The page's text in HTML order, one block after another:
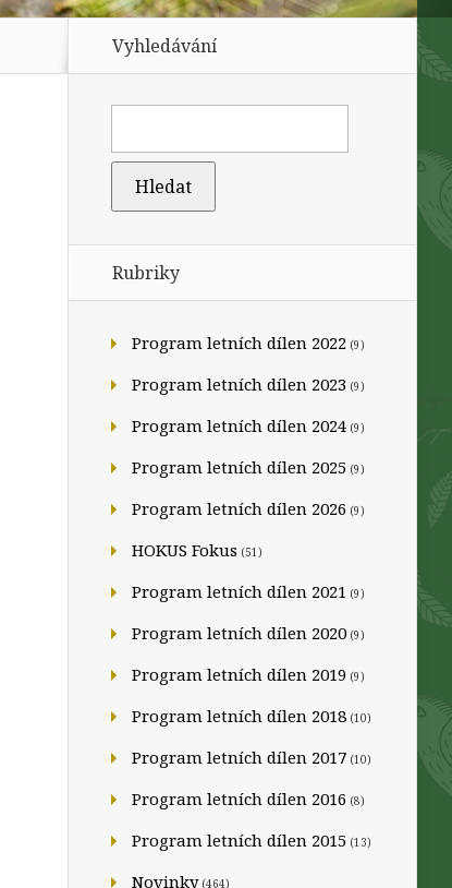
Vyhledávání
Rubriky
Program letních dílen 2022 (9)
Program letních dílen 2023 (9)
Program letních dílen 2024 (9)
Program letních dílen 2025 (9)
Program letních dílen 2026 (9)
HOKUS Fokus (51)
Program letních dílen 2021 (9)
Program letních dílen 2020 (9)
Program letních dílen 2019 (9)
Program letních dílen 2018 (10)
Program letních dílen 2017 (10)
Program letních dílen 2016 (8)
Program letních dílen 2015 (13)
Novinky(464)